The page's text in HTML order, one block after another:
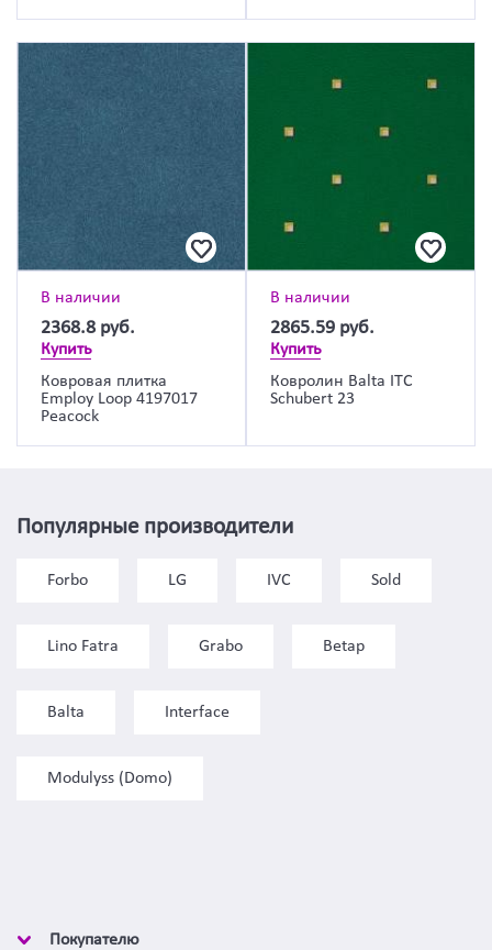
В наличии
2368.8 руб.
Купить
Ковровая плитка
Employ Loop 4197017
Peacock
В наличии
2865.59 руб.
Купить
Ковролин Balta ITC
Schubert 23
Популярные производители
Forbo LG IVC Sold
Lino Fatra Grabo Betap
Balta Interface
Modulyss (Domo)
Покупателю